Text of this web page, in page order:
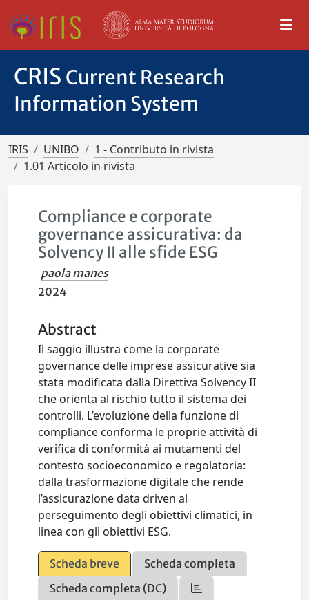
CRIS Current Research
Information System
IRIS UNIBO
1 - Contributo in rivista
1.01 Articolo in rivista
Compliance e corporate
governance assicurativa: da
Solvency II alle sfide ESG
paola manes
2024
Abstract
Il saggio illustra come la corporate
governance delle imprese assicurative sia
stata modificata dalla Direttiva Solvency II
che orienta al rischio tutto il sistema dei
controlli. L’evoluzione della funzione di
compliance conforma le proprie attività di
verifica di conformità ai mutamenti del
contesto socioeconomico e regolatoria:
dalla trasformazione digitale che rende
l’assicurazione data driven al
perseguimento degli obiettivi climatici, in
linea con gli obiettivi ESG.
Scheda breve
Scheda completa
Scheda completa (DC)